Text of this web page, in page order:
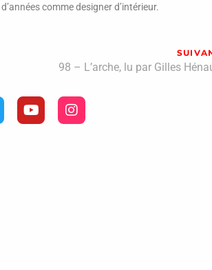
d’années comme designer d’intérieur.
98 – L’arche, lu par Gilles